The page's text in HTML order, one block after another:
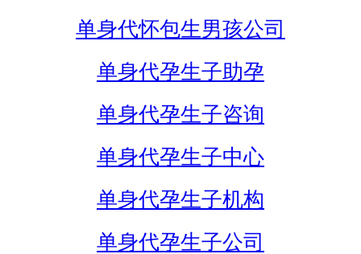
单身代怀包生男孩公司
单身代孕生子助孕
单身代孕生子咨询
单身代孕生子中心
单身代孕生子机构
单身代孕生子公司